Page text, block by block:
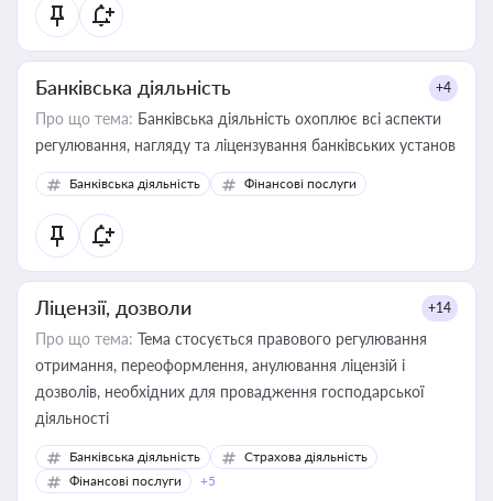
статусу суб'єктів оціночної діяльності
Банківська діяльність +4
Про що тема: Банківська діяльність охоплює всі аспекти
регулювання, нагляду та ліцензування банківських установ
Банківська діяльність Фінансові послуги
Ліцензії, дозволи +14
Про що тема: Тема стосується правового регулювання
отримання, переоформлення, анулювання ліцензій і
дозволів, необхідних для провадження господарської
діяльності
Банківська діяльність
Страхова діяльність
Фінансові послуги
+5